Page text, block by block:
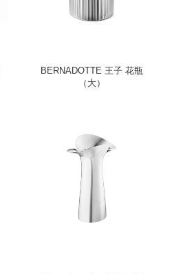
BERNADOTTE 王子 花瓶
（大）